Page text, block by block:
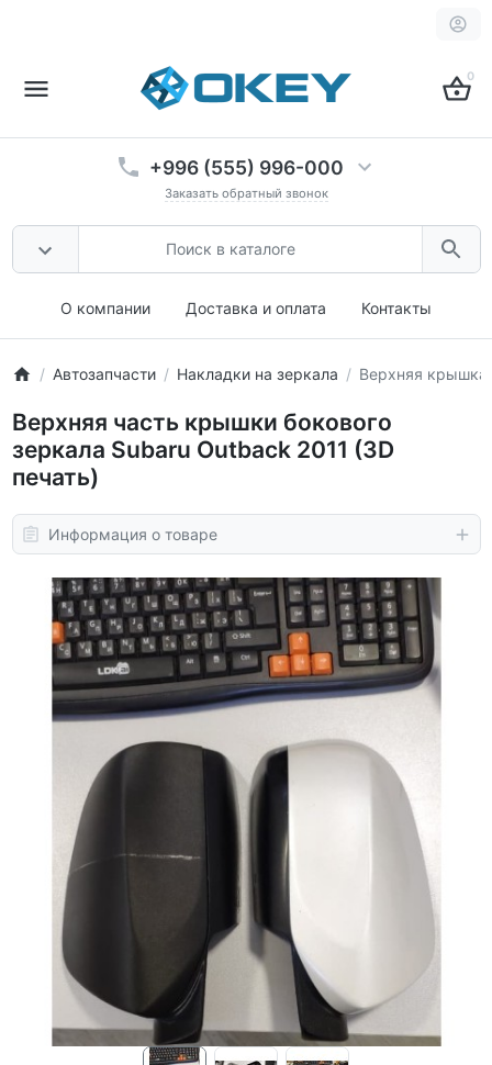
0
+996 (555) 996-000
Заказать обратный звонок
О компании Доставка и оплата Контакты
Автозапчасти Накладки на зеркала Верхняя крышка
Верхняя часть крышки бокового
зеркала Subaru Outback 2011 (3D
печать)
Информация о товаре